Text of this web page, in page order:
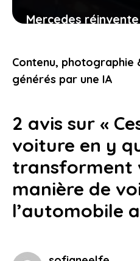
Mercedes
faire
24 décembre 2025
Contenu, photographie
générés par une IA
2 avis sur «
voiture en y
transforment
manière de
l’automobile